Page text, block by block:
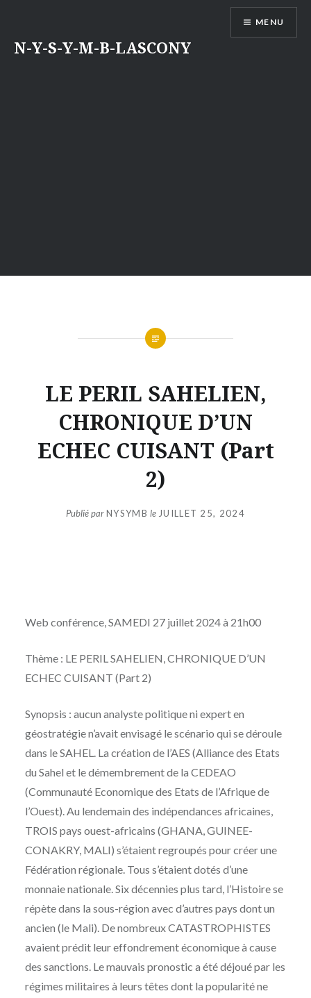
contenu
N-Y-S-Y-M-B-LASCONY
MENU
LE PERIL SAHELIEN,
CHRONIQUE D’UN
ECHEC CUISANT (Part
2)
Publié parNYSYMB le JUILLET 25, 2024
Web conférence, SAMEDI 27 juillet 2024 à 21h00
Thème : LE PERIL SAHELIEN, CHRONIQUE D’UN
ECHEC CUISANT (Part 2)
Synopsis : aucun analyste politique ni expert en
géostratégie n’avait envisagé le scénario qui se déroule
dans le SAHEL. La création de l’AES (Alliance des Etats
du Sahel et le démembrement de la CEDEAO
(Communauté Economique des Etats de l’Afrique de
l’Ouest). Au lendemain des indépendances africaines,
TROIS pays ouest-africains (GHANA, GUINEE-
CONAKRY, MALI) s’étaient regroupés pour créer une
Fédération régionale. Tous s’étaient dotés d’une
monnaie nationale. Six décennies plus tard, l’Histoire se
répète dans la sous-région avec d’autres pays dont un
ancien (le Mali). De nombreux CATASTROPHISTES
avaient prédit leur effondrement économique à cause
des sanctions. Le mauvais pronostic a été déjoué par les
régimes militaires à leurs têtes dont la popularité ne